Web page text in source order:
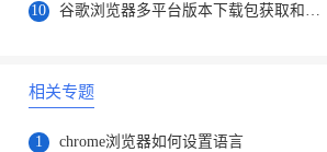
10 谷歌浏览器多平台版本下载包获取和安装方法
相关专题
1 chrome浏览器如何设置语言